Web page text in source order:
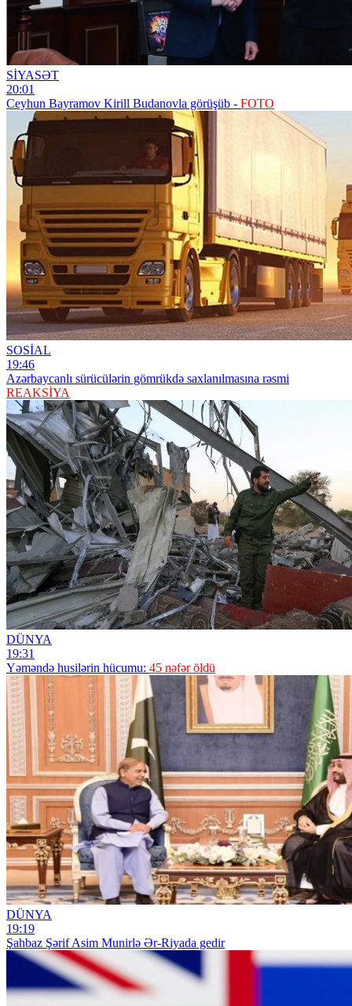
SİYASƏT
20:01
Ceyhun Bayramov Kirill Budanovla görüşüb - FOTO
SOSİAL
19:46
Azərbaycanlı sürücülərin gömrükdə saxlanılmasına rəsmi
REAKSİYA
DÜNYA
19:31
Yəməndə husilərin hücumu: 45 nəfər öldü
DÜNYA
19:19
Şahbaz Şərif Asim Munirlə Ər-Riyada gedir